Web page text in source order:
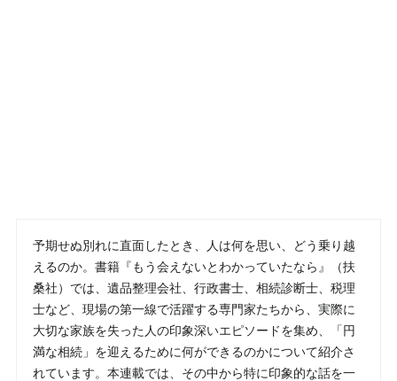
予期せぬ別れに直面したとき、人は何を思い、どう乗り越
えるのか。書籍『もう会えないとわかっていたなら』（扶
桑社）では、遺品整理会社、行政書士、相続診断士、税理
士など、現場の第一線で活躍する専門家たちから、実際に
大切な家族を失った人の印象深いエピソードを集め、「円
満な相続」を迎えるために何ができるのかについて紹介さ
れています。本連載では、その中から特に印象的な話を一